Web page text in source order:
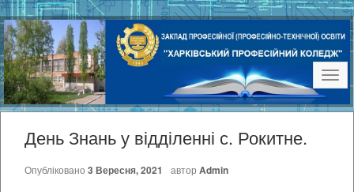
День Знань у відділенні с. Рокитне.
Опубліковано 3 Вересня, 2021 автор Admin